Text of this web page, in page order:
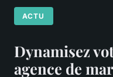
ACTU
Dynamisez
agence de